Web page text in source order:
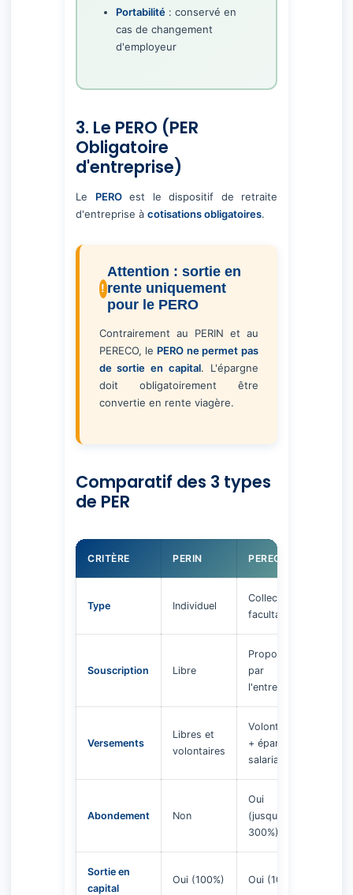
Portabilité : conservé en
cas de changement
d'employeur
3. Le PERO (PER
Obligatoire
d'entreprise)
Le PEROest le dispositif de retraite
d'entreprise à cotisations obligatoires.
Attention : sortie en
rente uniquement
pour le PERO
Contrairement au PERIN et au
PERECO, le PERO ne permet pas
de sortie en capital. L'épargne
doit obligatoirement être
convertie en rente viagère.
Comparatif des 3 types
de PER
CRITÈRE PERIN PERECO
Type Individuel
Collectif
facultatif
Souscription Libre
Proposé
par
l'entreprise
Versements
Libres et
volontaires
Volontaires
+ épargne
salariale
Abondement Non
Oui
(jusqu'à
300%)
Sortie en
capital
Oui (100%) Oui (100%)